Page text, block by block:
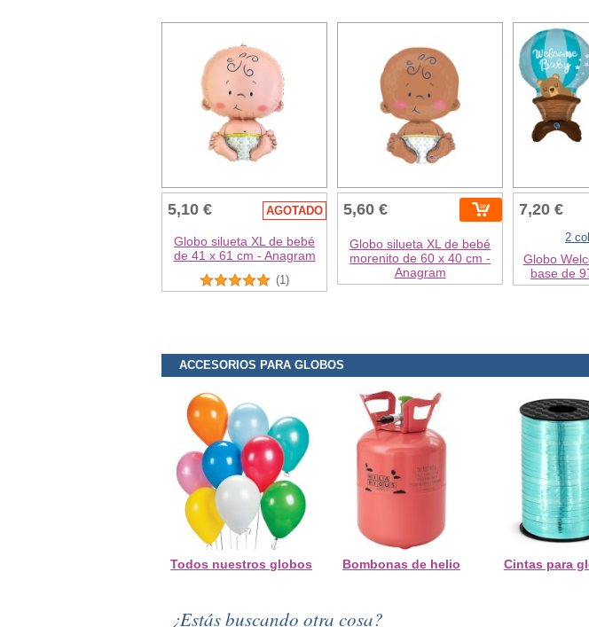
5,10 € AGOTADO
Globo silueta XL de bebé
de 41 x 61 cm - Anagram
(1)
5,60 €
Globo silueta XL de bebé
morenito de 60 x 40 cm -
Anagram
7,20 €
2
Globo
base de
ACCESORIOS PARA GLOBOS
Todos nuestros globos Bombonas de helio Cintas para
¿Estás buscando otra cosa?